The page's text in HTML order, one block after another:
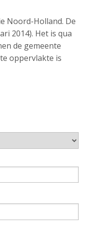
Noord-Holland. De
2014). Het is qua
de gemeente
oppervlakte is